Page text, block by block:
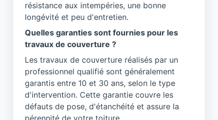
résistance aux intempéries, une bonne
longévité et peu d'entretien.
Quelles garanties sont fournies pour les
travaux de couverture ?
Les travaux de couverture réalisés par un
professionnel qualifié sont généralement
garantis entre 10 et 30 ans, selon le type
d'intervention. Cette garantie couvre les
défauts de pose, d'étanchéité et assure la
pérennité de votre toiture.